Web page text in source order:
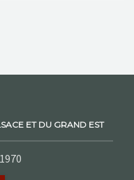
ET DU GRAND EST